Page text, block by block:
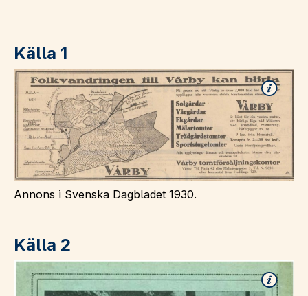
Källa 1
Annons i Svenska Dagbladet 1930.
Källa 2